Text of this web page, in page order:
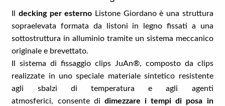
decking per esterno Listone Giordano è una struttura
sopraelevata formata da listoni in legno fissati a una
sottostruttura in alluminio tramite un sistema meccanico
originale e brevettato.
Il sistema di fissaggio clips JuAn®, composto da clips
realizzate in uno speciale materiale sintetico resistente
agli sbalzi di temperatura e agli agenti
atmosferici, consente di dimezzare i tempi di posa in